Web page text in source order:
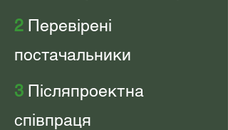
2 Перевірені
постачальники
3 Післяпроектна
співпраця